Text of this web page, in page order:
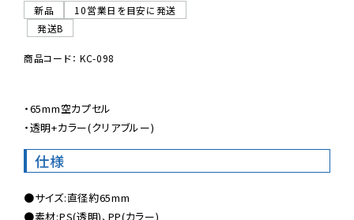
ご利用ガイド
新品
10営業日を目安に発送
発送B
商品コード： KC-098
・65mm空カプセル
・透明+カラー(クリアブルー)
仕様
●サイズ:直径約65mm
●素材:PS(透明)、PP(カラー)